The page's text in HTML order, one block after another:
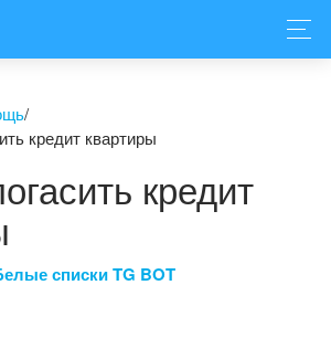
/
кредит квартиры
кредит
списки TG BOT